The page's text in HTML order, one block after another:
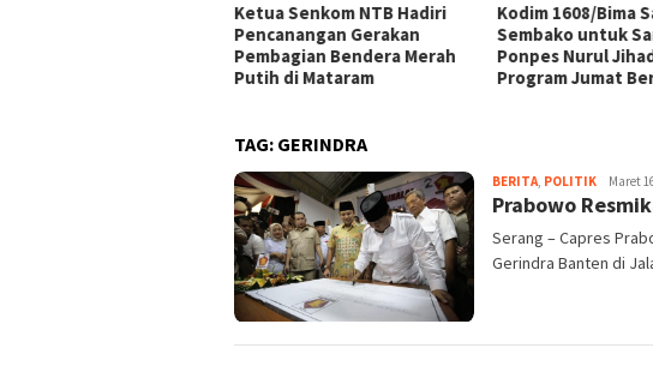
Ketua Senkom NTB Hadiri
Pencanangan Gerakan
Pembagian Bendera Merah
Putih di Mataram
Kodim 1608/Bima
Sembako untuk
Ponpes Nurul
Program Jumat
TAG: GERINDRA
BERITA, POLITIK Maret
Prabowo
Serang – Capres
Gerindra Banten di